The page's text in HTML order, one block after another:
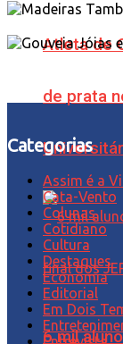
Atleta de
de prata
6 mil
Categorias
Assim é a
Cata-Vento
Colunas
Cotidiano
Cultura
Destaques
Economia
Editorial
Em Dois